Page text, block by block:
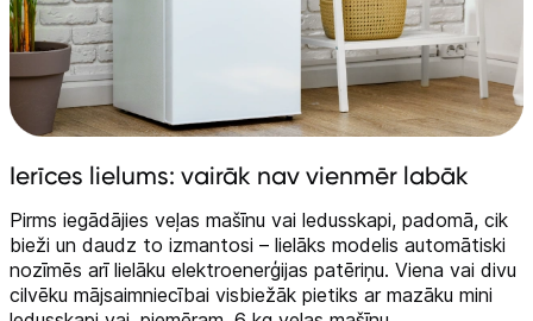
Ierīces lielums: vairāk nav vienmēr labāk
Pirms iegādājies veļas mašīnu vai ledusskapi, padomā, cik
bieži un daudz to izmantosi – lielāks modelis automātiski
nozīmēs arī lielāku elektroenerģijas patēriņu. Viena vai divu
cilvēku mājsaimniecībai visbiežāk pietiks ar mazāku mini